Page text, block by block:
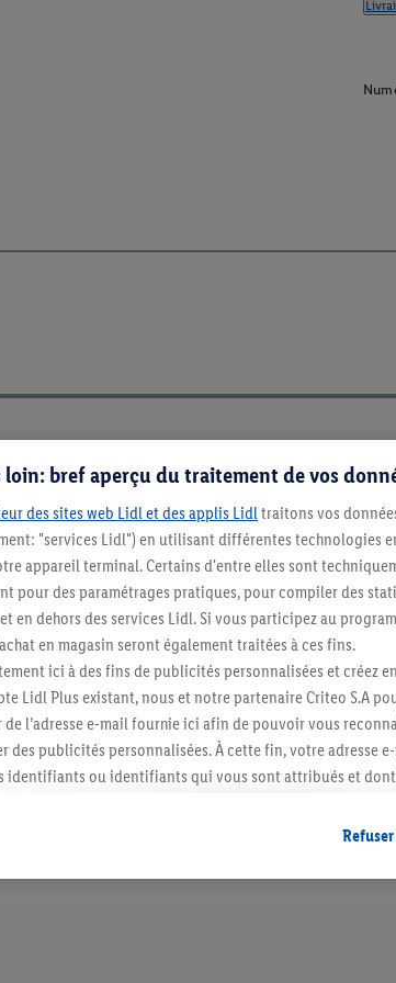
Restez
Abonnez-vous
bref aperçu du traitement de vos
des sites web Lidl et des applis Lidl traitons vos
"services Lidl") en utilisant différentes technologies
appareil terminal. Certains d'entre elles sont
pour des paramétrages pratiques, pour compiler des
en dehors des services Lidl. Si vous participez au
en magasin seront également traitées à ces fins.
ici à des fins de publicités personnalisées et créez
Lidl Plus existant, nous et notre partenaire Criteo S.A
l’adresse e-mail fournie ici afin de pouvoir vous
des publicités personnalisées. À cette fin, votre adresse
identifiants ou identifiants qui vous sont attribués et dont
(par exemple en plaçant le produit dans un panier
être affichées sur plusieurs apppareils et plusieurs
peuvent vous être attribués en utilisant votre adresse e-
Refuser